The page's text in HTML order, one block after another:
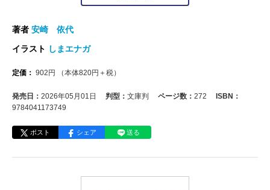
著者 安崎 依代
イラスト しまエナガ
定価： 902 円 （本体820円＋税）
発売日： 2026年05月01日 判型： 文庫判 ページ数： 272
ISBN：
9784041173749
ポスト シェア 送る